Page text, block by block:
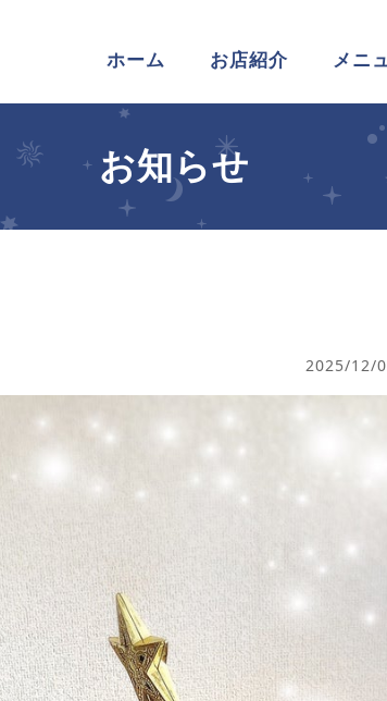
ホーム お店紹介 メニ
お知らせ
2025/12/